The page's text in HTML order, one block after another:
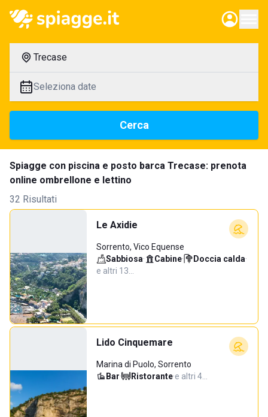
Trecase
Seleziona date
Cerca
Spiagge con piscina e posto barca Trecase: prenota
online ombrellone e lettino
32 Risultati
Le Axidie
Sorrento, Vico Equense
Sabbiosa· Cabine· Doccia calda·
e altri 13…
Lido Cinquemare
Marina di Puolo, Sorrento
Bar· Ristorante·e altri 4…